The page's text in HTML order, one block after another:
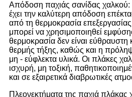
Απόδοση παχιάς σανίδας χαλκού:
έχει την καλύτερη απόδοση
από τη θερμοκρασία
μπορεί να χρησιμοποιηθεί
θερμοκρασία δεν είναι
θερμής τήξης, καθώς και η
μη - εύφλεκτα υλικά. Οι πλάκες
ισχυρή, μη τοξική,
και σε εξαιρετικά διαβρωτικές
Πλεονεκτήματα της παχιά